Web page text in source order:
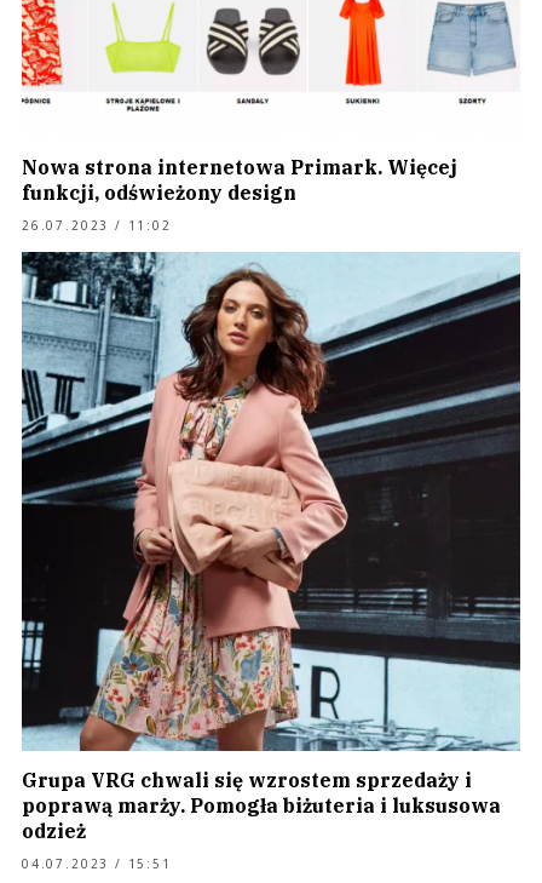
Nowa strona internetowa Primark. Więcej
funkcji, odświeżony design
26.07.2023 / 11:02
Grupa VRG chwali się wzrostem sprzedaży i
poprawą marży. Pomogła biżuteria i luksusowa
odzież
04.07.2023 / 15:51